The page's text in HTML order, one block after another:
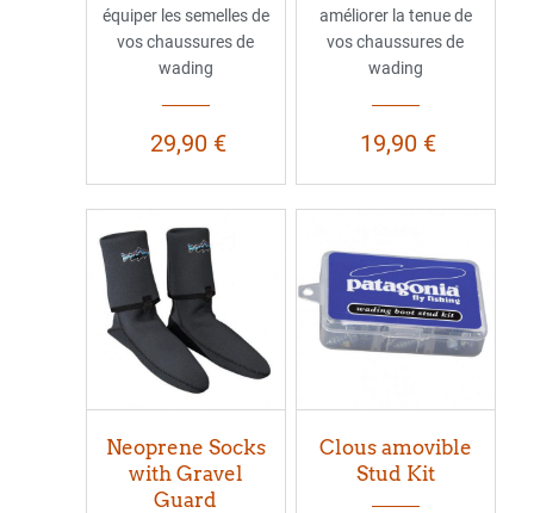
équiper les semelles de
vos chaussures de
wading
29,90 €
améliorer la tenue de
vos chaussures de
wading
19,90 €
Neoprene Socks
with Gravel
Guard
Clous amovible
Stud Kit